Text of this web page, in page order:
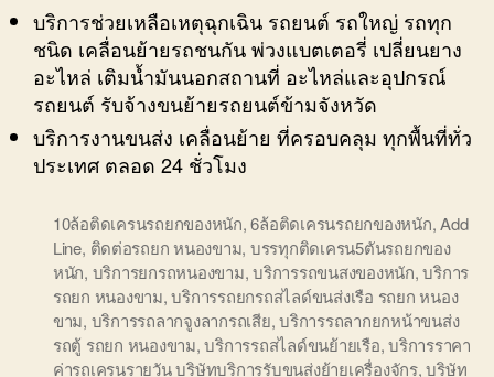
บริการช่วยเหลือเหตุฉุกเฉิน รถยนต์ รถใหญ่ รถทุก
ชนิด เคลื่อนย้ายรถชนกัน พ่วงแบตเตอรี่ เปลี่ยนยาง
อะไหล่ เติมน้ำมันนอกสถานที่ อะไหล่และอุปกรณ์
รถยนต์ รับจ้างขนย้ายรถยนต์ข้ามจังหวัด
บริการงานขนส่ง เคลื่อนย้าย ที่ครอบคลุม ทุกพื้นที่ทั่ว
ประเทศ ตลอด 24 ชั่วโมง
10ล้อติดเครนรถยกของหนัก,6ล้อติดเครนรถยกของหนัก,Add
Line, ติดต่อรถยก หนองขาม, บรรทุกติดเครน5ตันรถยกของ
หนัก, บริการยกรถหนองขาม,บริการรถขนสงของหนัก,บริการ
รถยก หนองขาม,บริการรถยกรถสไลด์ขนส่งเรือ รถยก หนอง
ขาม, บริการรถลากจูงลากรถเสีย,บริการรถลากยกหน้าขนส่ง
รถตู้ รถยก หนองขาม,บริการรถสไลด์ขนย้ายเรือ,บริการราคา
ค่ารถเครนรายวัน บริษัทบริการรับขนส่งย้ายเครื่องจักร,บริษัท